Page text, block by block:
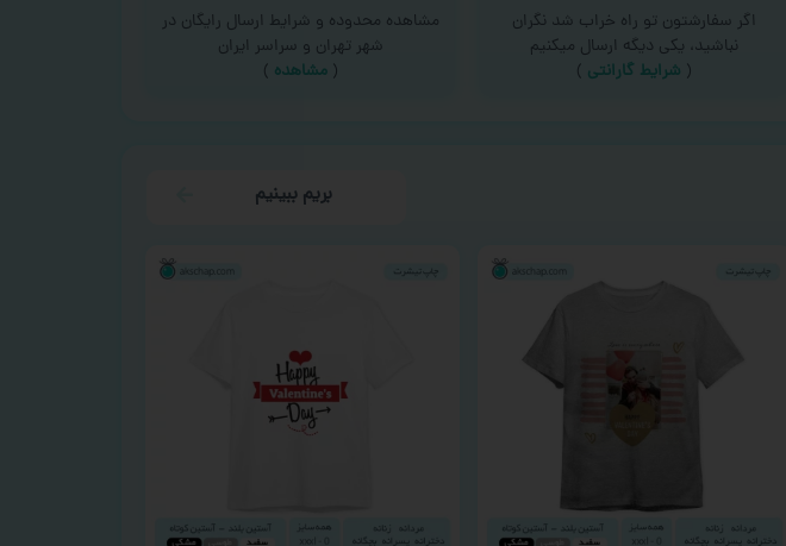
اگر سفارشتون تو راه خراب شد نگران
نباشید، یکی دیگه ارسال میکنیم
( شرایط گارانتی )
مشاهده محدوده و شرایط ارسال رایگان در
شهر تهران و سراسر ایران
(مشاهده )
بریم ببینیم